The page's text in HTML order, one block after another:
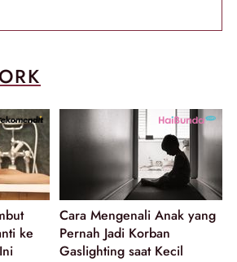
ke
Cara Mengenali Anak yang
Pernah Jadi Korban
Gaslighting saat Kecil